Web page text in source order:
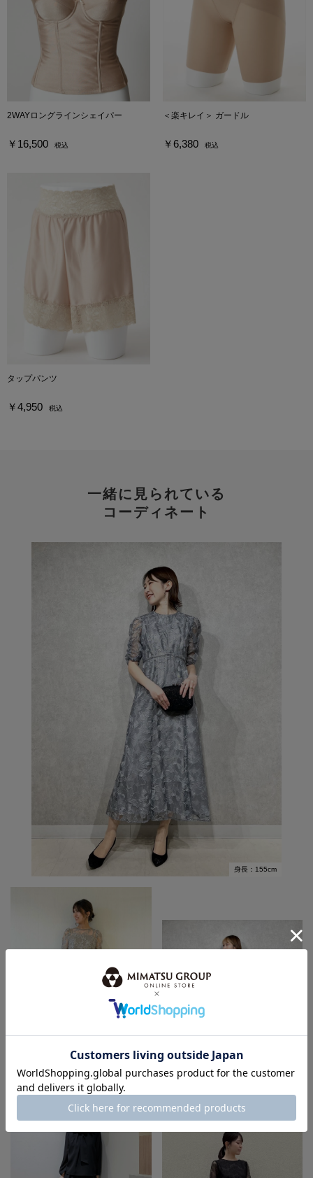
2WAYロングラインシェイパー
￥16,500 税込
＜楽キレイ＞ ガードル
￥6,380 税込
タップパンツ
￥4,950 税込
一緒に見られている
コーディネート
身長：155cm